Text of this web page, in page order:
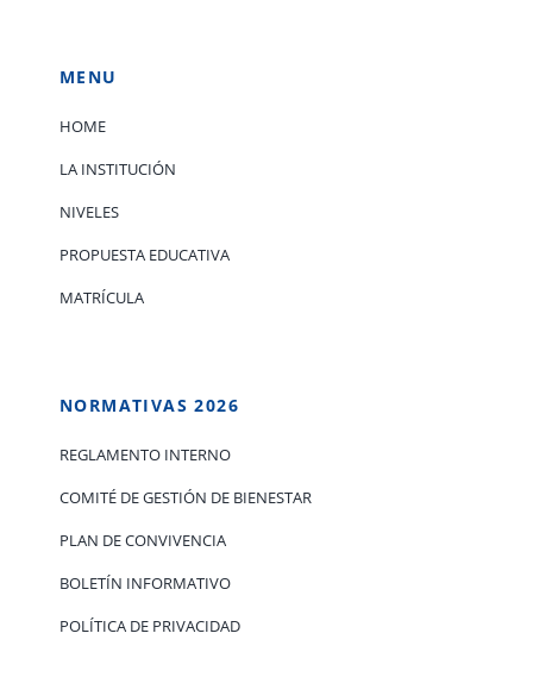
MENU
HOME
LA INSTITUCIÓN
NIVELES
PROPUESTA EDUCATIVA
MATRÍCULA
NORMATIVAS 2026
REGLAMENTO INTERNO
COMITÉ DE GESTIÓN DE BIENESTAR
PLAN DE CONVIVENCIA
BOLETÍN INFORMATIVO
POLÍTICA DE PRIVACIDAD